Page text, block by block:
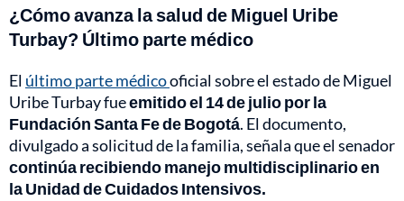
¿Cómo avanza la salud de Miguel Uribe
Turbay? Último parte médico
El último parte médicooficial sobre el estado de Miguel
Uribe Turbay fueemitido el 14 de julio por la
Fundación Santa Fe de Bogotá. El documento,
divulgado a solicitud de la familia, señala que el senador
continúa recibiendo manejo multidisciplinario en
la Unidad de Cuidados Intensivos.